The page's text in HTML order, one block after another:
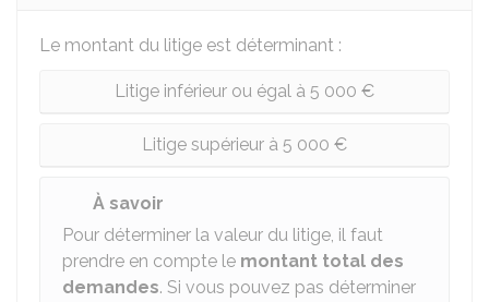
Le montant du litige est déterminant :
Litige inférieur ou égal à 5 000 €
Litige supérieur à 5 000 €
À savoir
Pour déterminer la valeur du litige, il faut
prendre en compte le montant total des
demandes. Si vous pouvez pas déterminer